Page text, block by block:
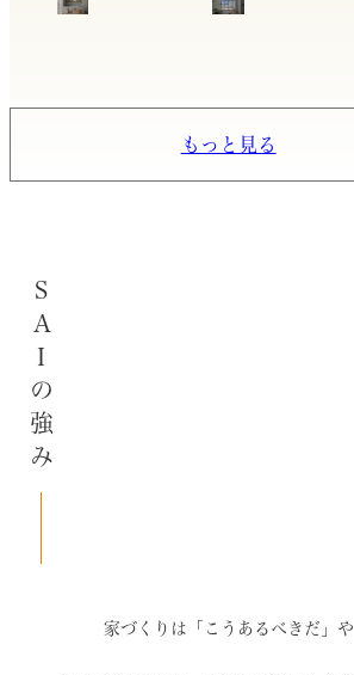
もっと見る
SAIの強み
家づくりは「こうあるべきだ」や